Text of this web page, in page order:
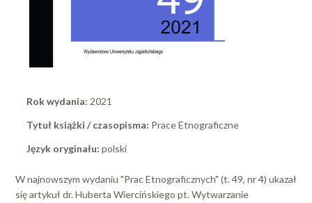
Rok wydania: 2021
Tytuł książki / czasopisma: Prace Etnograficzne
Język oryginału: polski
W najnowszym wydaniu "Prac Etnograficznych" (t. 49, nr 4) ukazał
się artykuł dr. Huberta Wiercińskiego pt. Wytwarzanie